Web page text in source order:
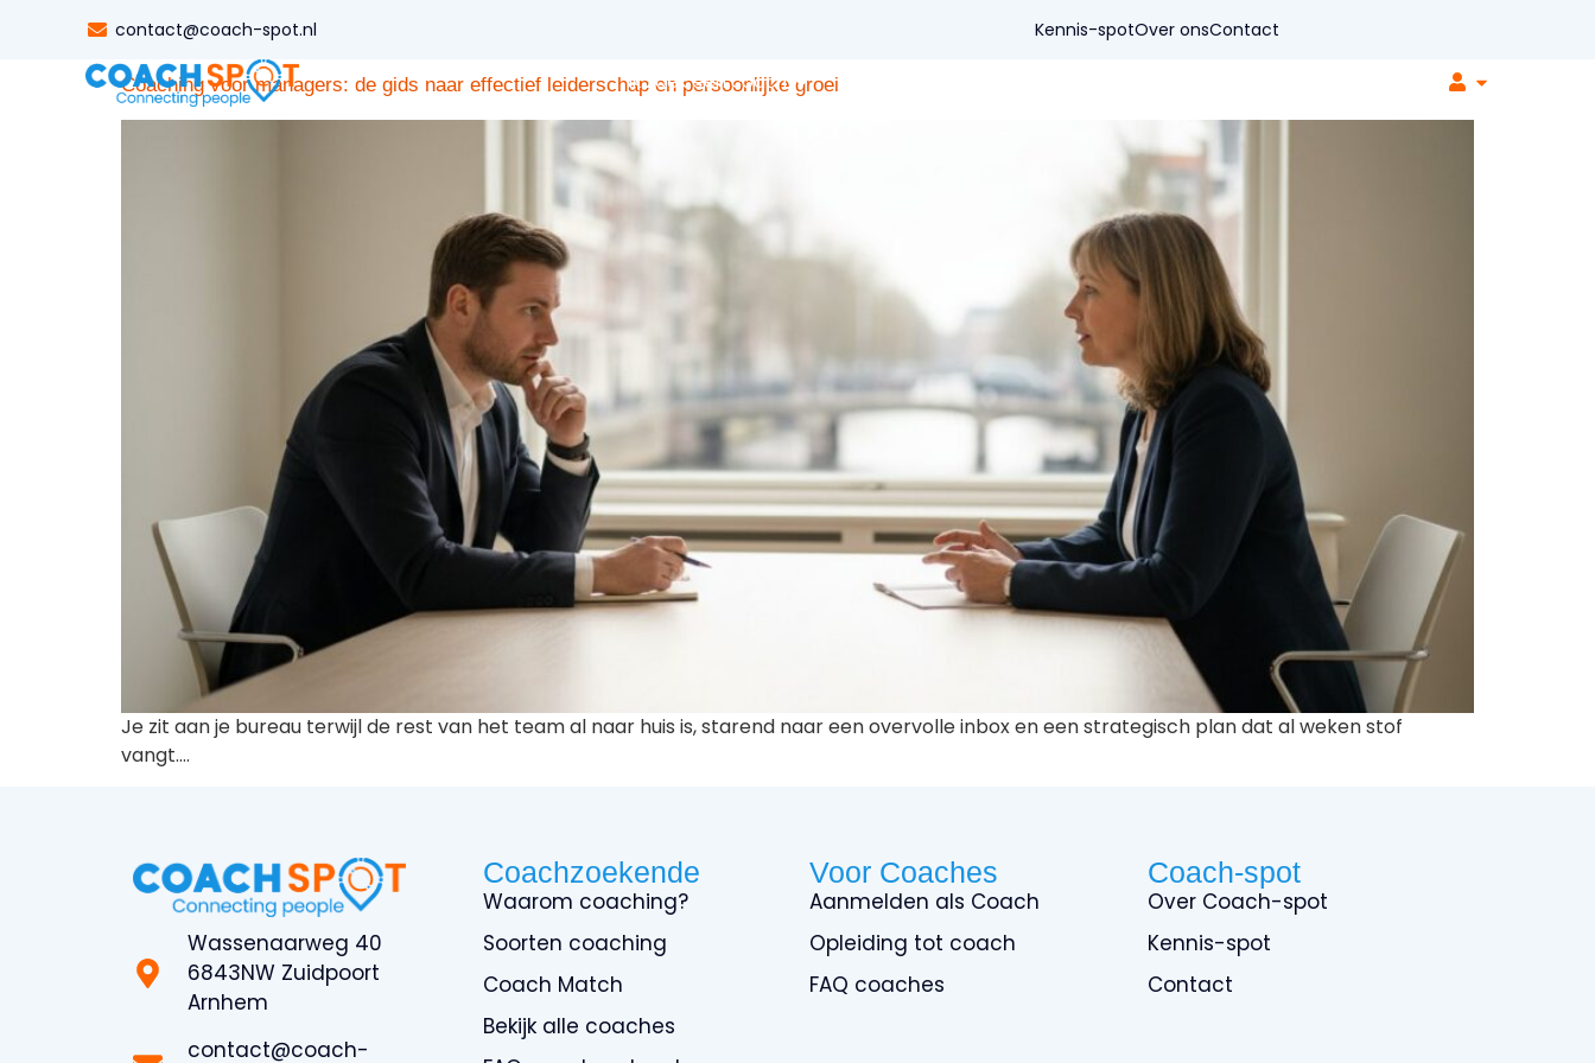
contact@coach-spot.nl Kennis-spotOver onsContact
Ik zoek een coach
Coaching voor managers: de gids naar effectief leiderschap en persoonlijke groei
Je zit aan je bureau terwijl de rest van het team al naar huis is, starend naar een overvolle inbox en een strategisch plan dat al weken stof
vangt….
Wassenaarweg 40
6843NW Zuidpoort
Arnhem
contact@coach-
Coachzoekende
Waarom coaching?
Soorten coaching
Coach Match
Bekijk alle coaches
Voor Coaches
Aanmelden als Coach
Opleiding tot coach
FAQ coaches
Coach-spot
Over Coach-spot
Kennis-spot
Contact